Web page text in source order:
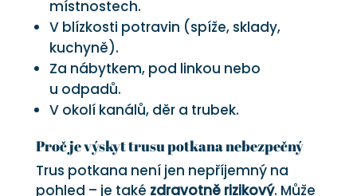
místnostech.
V blízkosti potravin (spíže, sklady,
kuchyně).
Za nábytkem, pod linkou nebo
u odpadů.
V okolí kanálů, děr a trubek.
Proč je výskyt trusu potkana nebezpečný
Trus potkana není jen nepříjemný na
pohled – je také zdravotně rizikový. Může